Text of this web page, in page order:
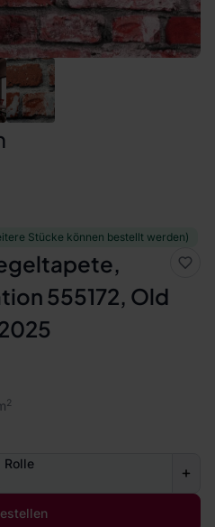
Stücke können bestellt werden)
555172, Old
2
Rolle